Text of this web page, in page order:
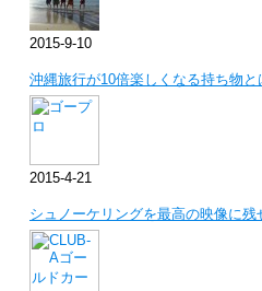
2015-9-10
沖縄旅行が10倍楽しくなる持ち物と
2015-4-21
シュノーケリングを最高の映像に